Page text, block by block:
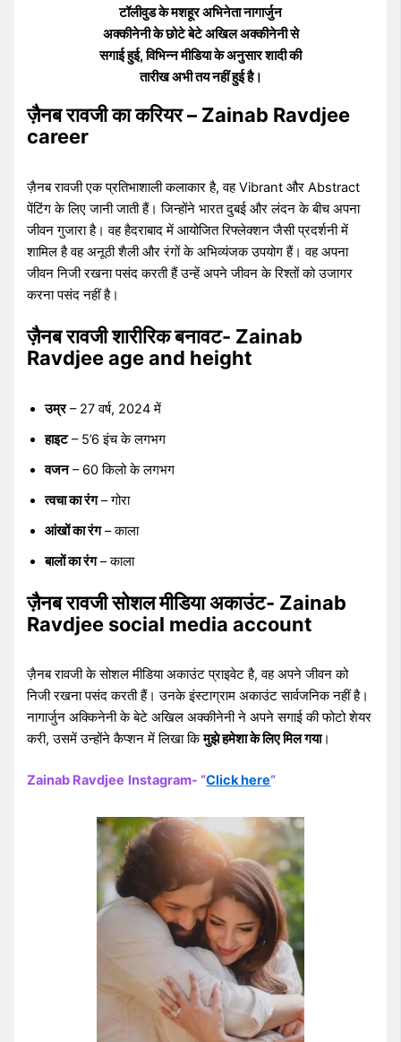
टॉलीवुड के मशहूर अभिनेता नागार्जुन
अक्कीनेनी के छोटे बेटे अखिल अक्कीनेनी से
सगाई हुई, विभिन्न मीडिया के अनुसार शादी की
तारीख अभी तय नहीं हुई है।
ज़ैनब रावजी का करियर – Zainab Ravdjee
career
ज़ैनब रावजी एक प्रतिभाशाली कलाकार है, वह Vibrant और Abstract
पेंटिंग के लिए जानी जाती हैं। जिन्होंने भारत दुबई और लंदन के बीच अपना
जीवन गुजारा है। वह हैदराबाद में आयोजित रिफ्लेक्शन जैसी प्रदर्शनी में
शामिल है वह अनूठी शैली और रंगों के अभिव्यंजक उपयोग हैं। वह अपना
जीवन निजी रखना पसंद करती हैं उन्हें अपने जीवन के रिश्तों को उजागर
करना पसंद नहीं है।
ज़ैनब रावजी शारीरिक बनावट- Zainab
Ravdjee age and height
उम्र– 27 वर्ष, 2024 में
हाइट– 5’6 इंच के लगभग
वजन– 60 किलो के लगभग
त्वचा का रंग– गोरा
आंखों का रंग– काला
बालों का रंग– काला
ज़ैनब रावजी सोशल मीडिया अकाउंट- Zainab
Ravdjee social media account
ज़ैनब रावजी के सोशल मीडिया अकाउंट प्राइवेट है, वह अपने जीवन को
निजी रखना पसंद करती हैं। उनके इंस्टाग्राम अकाउंट सार्वजनिक नहीं है।
नागार्जुन अक्किनेनी के बेटे अखिल अक्कीनेनी ने अपने सगाई की फोटो शेयर
करी, उसमें उन्होंने कैप्शन में लिखा किमुझे हमेशा के लिए मिल गया।
Zainab Ravdjee Instagram- “Click here“